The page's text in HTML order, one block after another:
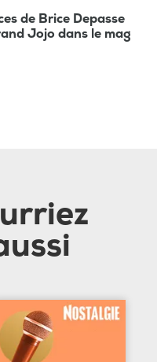
de Brice Depasse
Jojo dans le mag